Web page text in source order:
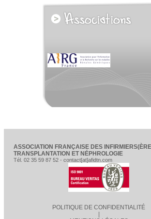
voir
ASSOCIATION FRANÇAISE DES
TRANSPLANTATION ET NÉPHROLOGIE
Tél. 02 35 59 87 52 - contact[at]afidtn.com
POLITIQUE DE CONFIDENTIALITÉ